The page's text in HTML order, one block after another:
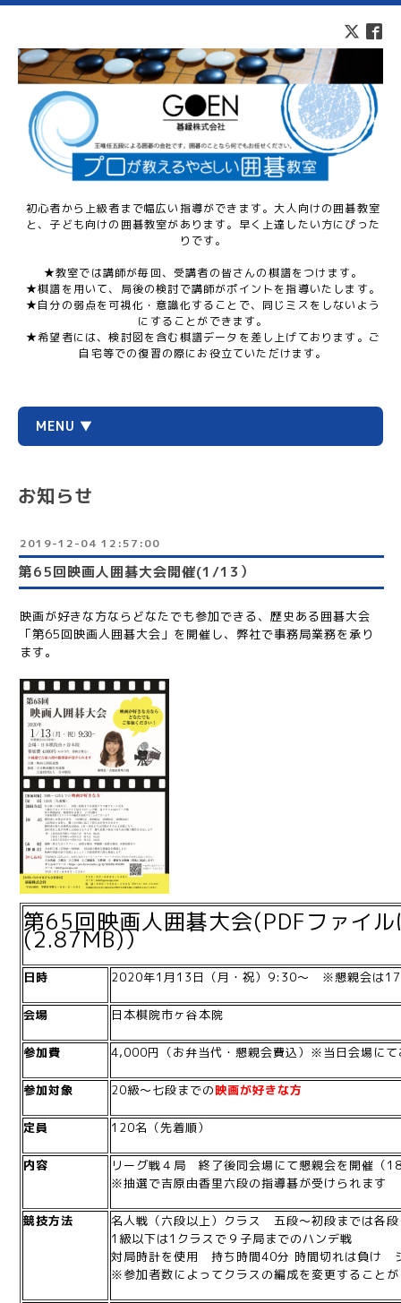
初心者から上級者まで幅広い指導ができます。大人向けの囲碁教室
と、子ども向けの囲碁教室があります。早く上達したい方にぴった
りです。
★教室では講師が毎回、受講者の皆さんの棋譜をつけます。
★棋譜を用いて、局後の検討で講師がポイントを指導いたします。
★自分の弱点を可視化・意識化することで、同じミスをしないよう
にすることができます。
★希望者には、検討図を含む棋譜データを差し上げております。ご
自宅等での復習の際にお役立ていただけます。
MENU ▼
お知らせ
2019-12-04 12:57:00
第65回映画人囲碁大会開催(1/13）
映画が好きな方ならどなたでも参加できる、歴史ある囲碁大会
「第65回映画人囲碁大会」を開催し、弊社で事務局業務を承り
ます。
第65回映画人囲碁大会(PDFファイ
(2.87MB)）
日時 2020年1月13日（月・祝）9:30～ ※懇親会は17
会場 日本棋院市ヶ谷本院
参加費 4,000円（お弁当代・懇親会費込）※当日会場にて
参加対象 20級～七段までの映画が好きな方
定員 120名（先着順）
内容
リーグ戦４局 終了後同会場にて懇親会を開催（
※抽選で吉原由香里六段の指導碁が受けられます
競技方法
名人戦（六段以上）クラス 五段～初段までは各
1級以下は1クラスで９子局までのハンデ戦
対局時計を使用 持ち時間40分 時間切れは負け
※参加者数によってクラスの編成を変更すること